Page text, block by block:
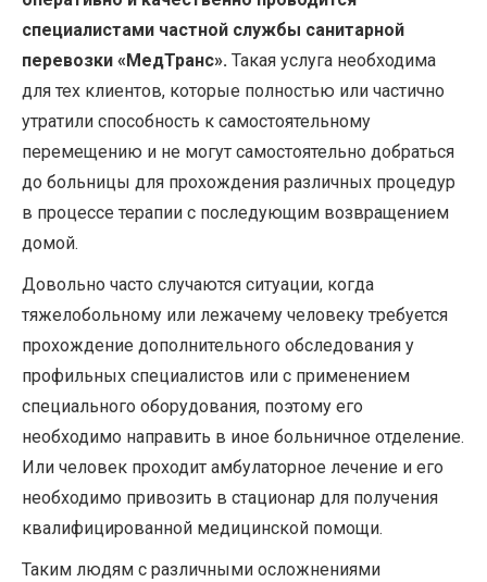
специалистами частной службы санитарной
перевозки «МедТранс». Такая услуга необходима
для тех клиентов, которые полностью или частично
утратили способность к самостоятельному
перемещению и не могут самостоятельно добраться
до больницы для прохождения различных процедур
в процессе терапии с последующим возвращением
домой.
Довольно часто случаются ситуации, когда
тяжелобольному или лежачему человеку требуется
прохождение дополнительного обследования у
профильных специалистов или с применением
специального оборудования, поэтому его
необходимо направить в иное больничное отделение.
Или человек проходит амбулаторное лечение и его
необходимо привозить в стационар для получения
квалифицированной медицинской помощи.
Таким людям с различными осложнениями